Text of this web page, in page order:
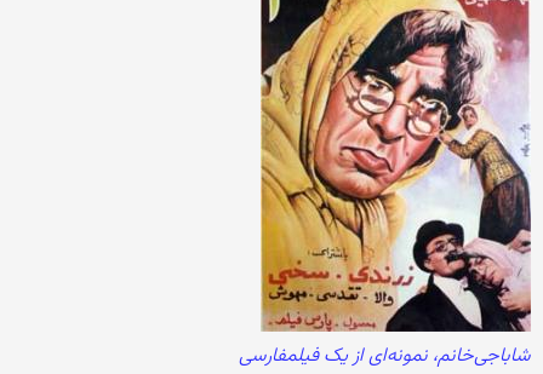
شاباجی‌خانم‎، نمونه‌ای از یک فیلمفارسی